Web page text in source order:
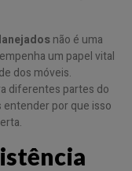
não é uma
um papel vital
dos móveis.
diferentes partes do
entender por que isso